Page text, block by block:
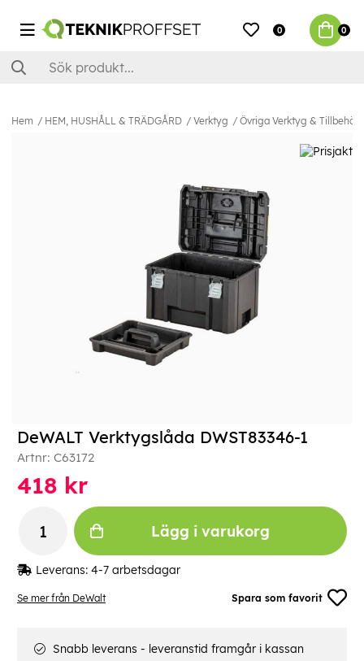
0 0
Hem HEM, HUSHÅLL & TRÄDGÅRD Verktyg Övriga Verktyg & Tillbehör
Se mer från DeWalt Spara som favorit
DeWALT Verktygslåda DWST83346-1
Artnr: C63172
418 kr
Lägg i varukorg
Leverans: 4-7 arbetsdagar
Snabb leverans - leveranstid framgår i kassan